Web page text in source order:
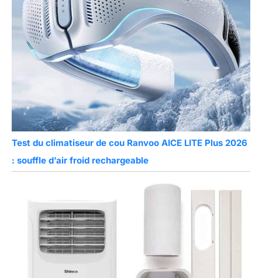
Test du climatiseur de cou Ranvoo AICE LITE Plus 2026
: souffle d’air froid rechargeable